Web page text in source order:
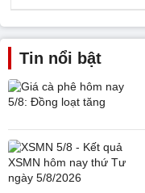
Tin nổi bật